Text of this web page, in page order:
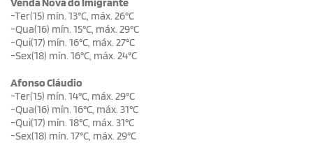
-Ter(15) mín. 13°C, máx. 26°C
-Qua(16) mín. 15°C, máx. 29°C
-Qui(17) mín. 16°C, máx. 27°C
-Sex(18) mín. 16°C, máx. 24°C
Afonso Cláudio
-Ter(15) mín. 14°C, máx. 29°C
-Qua(16) mín. 16°C, máx. 31°C
-Qui(17) mín. 18°C, máx. 31°C
-Sex(18) mín. 17°C, máx. 29°C